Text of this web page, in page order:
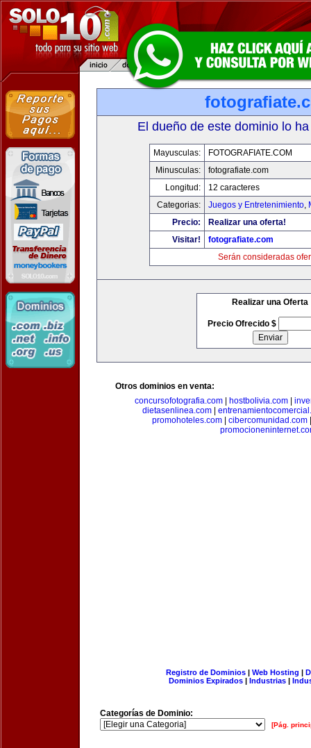
El dueño de este dominio lo
Mayusculas:
FOTOGRAFIATE.COM
Minusculas:
fotografiate.com
Longitud:
12 caracteres
Categorias:
Juegos y Entretenimiento,
Precio:
Realizar una oferta!
Visitar!
fotografiate.com
Serán consideradas
Realizar una Oferta
Precio Ofrecido $
Otros dominios en venta:
concursofotografia.com| hostbolivia.com|
dietasenlinea.com|
promohoteles.com
cibercomunidad.com
Registro de Dominios| Web Hosting |
Dominios Expirados | Industrias |
Categorías de Dominio:
[Pág.